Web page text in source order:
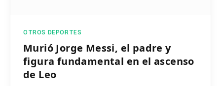
OTROS DEPORTES
Murió Jorge Messi, el padre y
figura fundamental en el ascenso
de Leo